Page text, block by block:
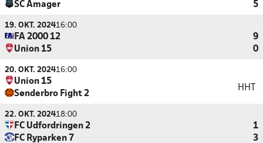
SC Amager
5
19. OKT. 202416:00
FA 2000 12
9
Union 15
0
20. OKT. 202416:00
Union 15
Sønderbro Fight 2
HHT
22. OKT. 202418:00
FC Udfordringen 2
1
FC Ryparken 7
3